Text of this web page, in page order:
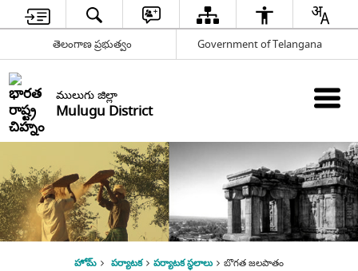
తెలంగాణ ప్రభుత్వం Government of Telangana
ములుగు జిల్లా
Mulugu District
హోమ్ పర్యాటక పర్యాటక స్థలాలు బొగత జలపాతం